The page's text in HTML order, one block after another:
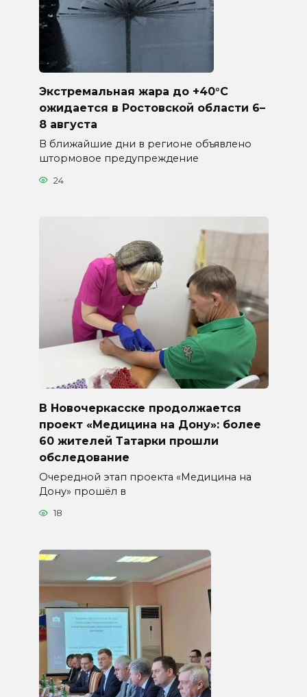
Экстремальная жара до +40°C
ожидается в Ростовской области 6–
8 августа
В ближайшие дни в регионе объявлено
штормовое предупреждение
24
В Новочеркасске продолжается
проект «Медицина на Дону»: более
60 жителей Татарки прошли
обследование
Очередной этап проекта «Медицина на
Дону» прошёл в
18